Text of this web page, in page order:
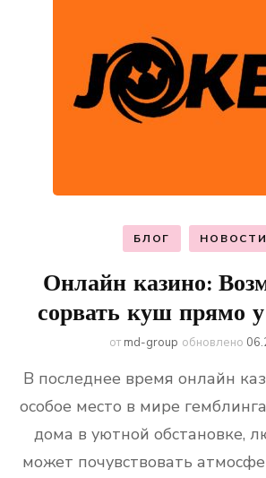
БЛОГ НОВОСТИ
Онлайн казино:
сорвать куш прямо
от md-group обновлено
В последнее время онлайн
особое место в мире
дома в уютной обстановке,
может почувствовать